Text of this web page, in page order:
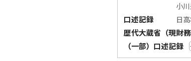
口述記録
小
日
歴代大蔵省（現財
（一部）口述記録